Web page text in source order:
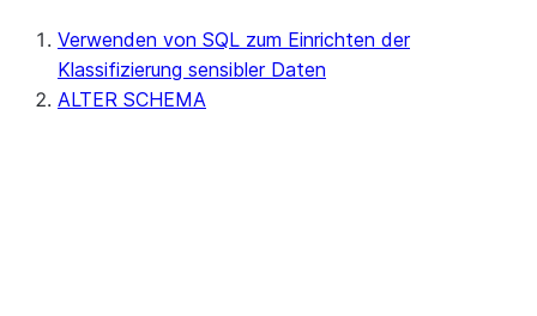
Verwenden von SQL zum Einrichten der
Klassifizierung sensibler Daten
ALTER SCHEMA